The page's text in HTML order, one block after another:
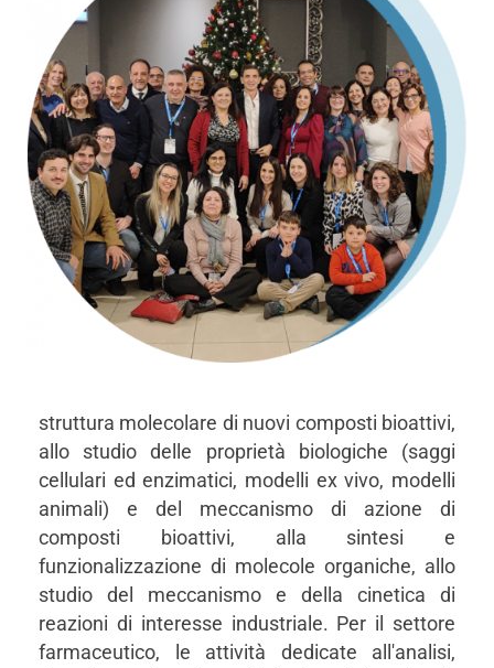
struttura molecolare di nuovi composti bioattivi,
allo studio delle proprietà biologiche (saggi
cellulari ed enzimatici, modelli ex vivo, modelli
animali) e del meccanismo di azione di
composti bioattivi, alla sintesi e
funzionalizzazione di molecole organiche, allo
studio del meccanismo e della cinetica di
reazioni di interesse industriale. Per il settore
farmaceutico, le attività dedicate all'analisi,